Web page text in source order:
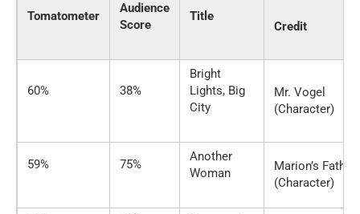
Tomatometer
Audience
Score
Title
Credit
60% 38%
Bright
Lights, Big
City
Mr. Vogel
(Character)
59% 75%
Another
Woman
Marion’s Father
(Character)